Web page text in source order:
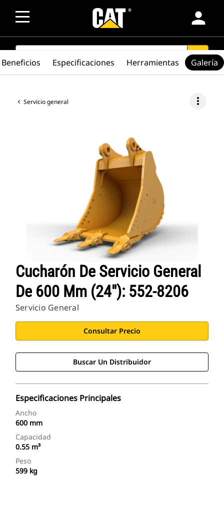
person
SEARCH search
Servicio general more_vert
Cucharón De Servicio General
De 600 Mm (24"): 552-8206
Servicio General
Consultar Precio
Buscar Un Distribuidor
Especificaciones Principales
Ancho
600 mm
Capacidad
0.55 m³
Peso
599 kg
Beneficios Especificaciones Herramientas Galería